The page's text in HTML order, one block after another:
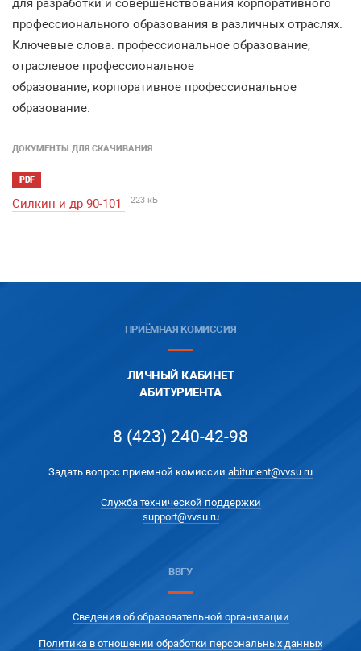
для разработки и совершенствования корпоративного
профессионального образования в различных отраслях.
Ключевые слова: профессиональное образование,
отраслевое профессиональное
образование, корпоративное профессиональное
образование.
ДОКУМЕНТЫ ДЛЯ СКАЧИВАНИЯ
PDF
Силкин и др 90-101 223 кБ
ПРИЁМНАЯ КОМИССИЯ
ЛИЧНЫЙ КАБИНЕТ
АБИТУРИЕНТА
8 (423) 240-42-98
Задать вопрос приемной комиссии abiturient@vvsu.ru
Служба технической поддержки
support@vvsu.ru
ВВГУ
Сведения об образовательной организации
Политика в отношении обработки персональных данных